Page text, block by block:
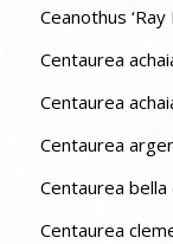
Ceanothus ‘Ray
Centaurea
Centaurea
Centaurea
Centaurea
Centaurea